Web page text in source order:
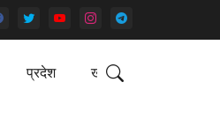
प्रदेश खेल